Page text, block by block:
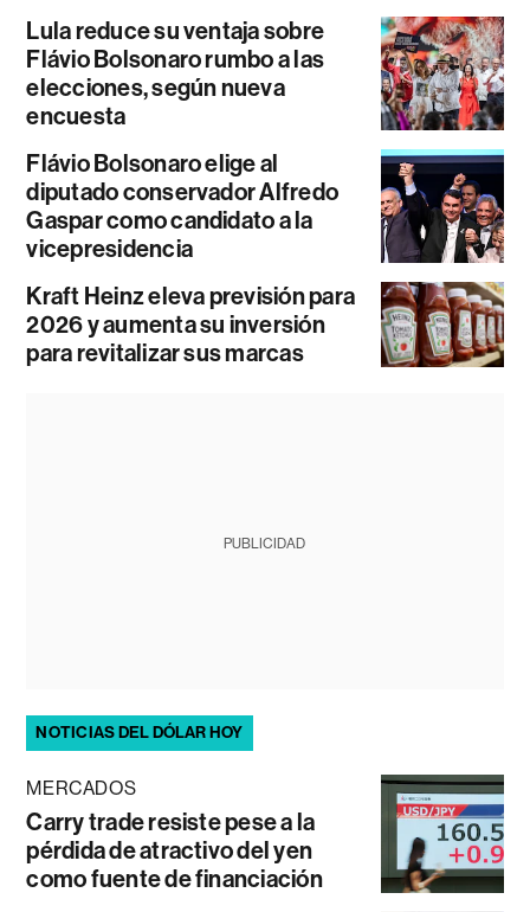
Lula reduce su ventaja sobre
Flávio Bolsonaro rumbo a las
elecciones, según nueva
encuesta
Flávio Bolsonaro elige al
diputado conservador Alfredo
Gaspar como candidato a la
vicepresidencia
Kraft Heinz eleva previsión para
2026 y aumenta su inversión
para revitalizar sus marcas
PUBLICIDAD
NOTICIAS DEL DÓLAR HOY
MERCADOS
Carry trade resiste pese a la
pérdida de atractivo del yen
como fuente de financiación